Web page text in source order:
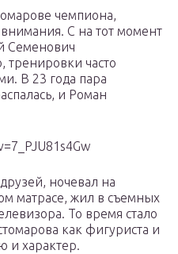
чемпиона,
С на тот момент
Семенович
часто
В 23 года пара
и Роман
ночевал на
матрасе, жил в съемных
То время стало
как фигуриста и
и характер.